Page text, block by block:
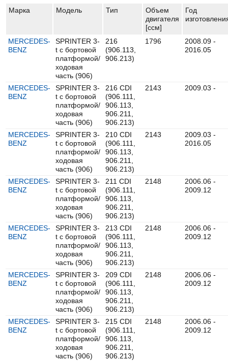
Марка Модель Тип
Объем
двигателя
[ccм]
Год
MERCEDES-
BENZ
SPRINTER 3-
t c бортовой
платформой/
ходовая
часть (906)
216
(906.113,
906.213)
1796
2008.09 -
2016.05
MERCEDES-
BENZ
SPRINTER 3-
t c бортовой
платформой/
ходовая
часть (906)
216 CDI
(906.111,
906.113,
906.211,
906.213)
2143 2009.03 -
MERCEDES-
BENZ
SPRINTER 3-
t c бортовой
платформой/
ходовая
часть (906)
210 CDI
(906.111,
906.113,
906.211,
906.213)
2143
2009.03 -
2016.05
MERCEDES-
BENZ
SPRINTER 3-
t c бортовой
платформой/
ходовая
часть (906)
211 CDI
(906.111,
906.113,
906.211,
906.213)
2148
2006.06 -
2009.12
MERCEDES-
BENZ
SPRINTER 3-
t c бортовой
платформой/
ходовая
часть (906)
213 CDI
(906.111,
906.113,
906.211,
906.213)
2148
2006.06 -
2009.12
MERCEDES-
BENZ
SPRINTER 3-
t c бортовой
платформой/
ходовая
часть (906)
209 CDI
(906.111,
906.113,
906.211,
906.213)
2148
2006.06 -
2009.12
MERCEDES-
BENZ
SPRINTER 3-
t c бортовой
платформой/
ходовая
часть (906)
215 CDI
(906.111,
906.113,
906.211,
906.213)
2148
2006.06 -
2009.12